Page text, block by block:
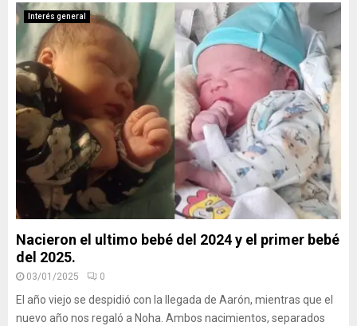
Interés general
Nacieron el ultimo bebé del 2024 y el primer bebé
del 2025.
03/01/2025 0
El año viejo se despidió con la llegada de Aarón, mientras que el
nuevo año nos regaló a Noha. Ambos nacimientos, separados